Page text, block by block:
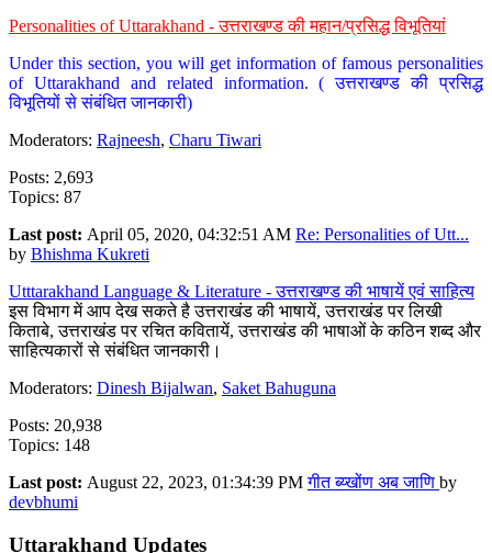
Personalities of Uttarakhand - उत्तराखण्ड की महान/प्रसिद्ध विभूतियां
Under this section, you will get information of famous personalities
of Uttarakhand and related information. ( उत्तराखण्ड की प्रसिद्ध
विभूतियों से संबंधित जानकारी)
Moderators: Rajneesh, Charu Tiwari
Posts: 2,693
Topics: 87
Last post: April 05, 2020, 04:32:51 AM Re: Personalities of Utt...
by Bhishma Kukreti
Utttarakhand Language & Literature - उत्तराखण्ड की भाषायें एवं साहित्य
इस विभाग में आप देख सकते है उत्तराखंड की भाषायें, उत्तराखंड पर लिखी
किताबे, उत्तराखंड पर रचित कवितायें, उत्तराखंड की भाषाओं के कठिन शब्द और
साहित्यकारों से संबंधित जानकारी।
Moderators: Dinesh Bijalwan, Saket Bahuguna
Posts: 20,938
Topics: 148
Last post: August 22, 2023, 01:34:39 PMगीत ब्य्खोंण अब जाणि by
devbhumi
Uttarakhand Updates